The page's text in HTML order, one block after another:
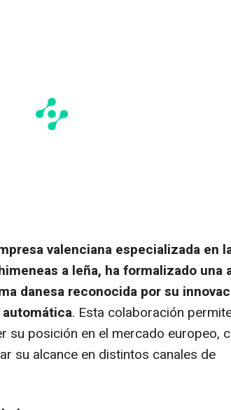
valenciana especializada en
a leña, ha formalizado una
danesa reconocida por su
. Esta colaboración
su posición en el mercado europeo,
su alcance en distintos canales de